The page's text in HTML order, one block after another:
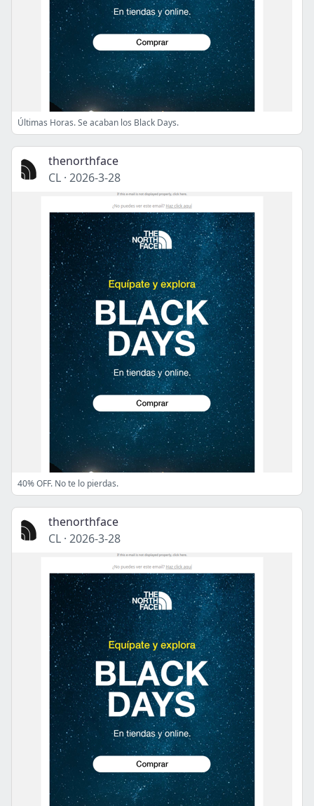
Últimas Horas. Se acaban los Black Days.
thenorthface
CL · 2026-3-28
40% OFF. No te lo pierdas.
thenorthface
CL · 2026-3-28